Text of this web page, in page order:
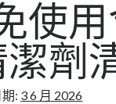
使
劑
: 3 6 月 2026